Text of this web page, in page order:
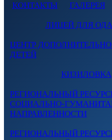
КОНТАКТЫ ГАЛЕРЕЯ
ЛИЦЕЙ ДЛЯ
ЦЕНТР
ДЕТЕЙ
КИЗИЛОВКА
РЕГИОНАЛЬНЫЙ
СОЦИАЛЬНО-
НАПРАВЛЕННОСТИ
РЕГИОНАЛЬНЫЙ